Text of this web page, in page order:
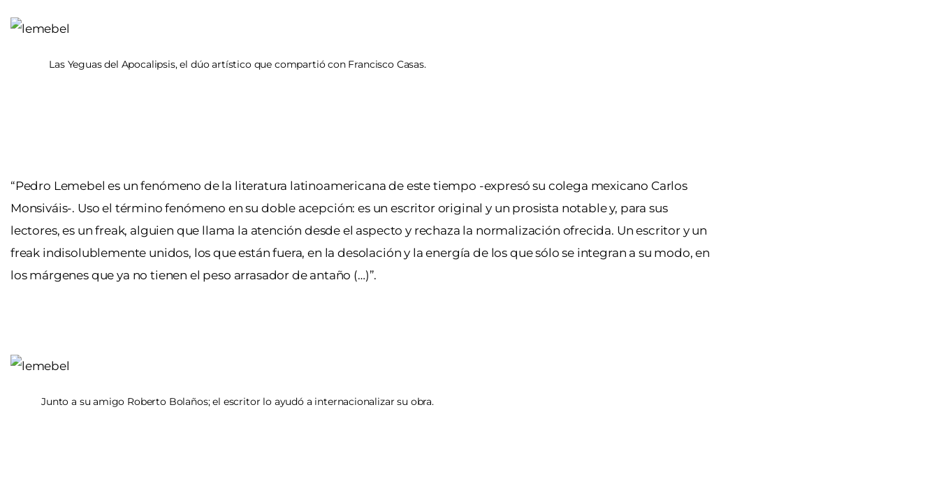
Las Yeguas del Apocalipsis, el dúo artístico que compartió con Francisco Casas.
“Pedro Lemebel es un fenómeno de la literatura latinoamericana de este tiempo -expresó su colega mexicano Carlos
Monsiváis-. Uso el término fenómeno en su doble acepción: es un escritor original y un prosista notable y, para sus
lectores, es un freak, alguien que llama la atención desde el aspecto y rechaza la normalización ofrecida. Un escritor y un
freak indisolublemente unidos, los que están fuera, en la desolación y la energía de los que sólo se integran a su modo, en
los márgenes que ya no tienen el peso arrasador de antaño (…)”.
Junto a su amigo Roberto Bolaños; el escritor lo ayudó a internacionalizar su obra.